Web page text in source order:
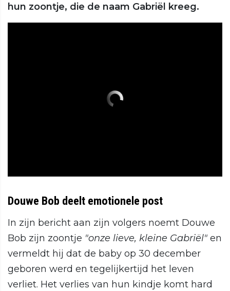
hun zoontje, die de naam Gabriël kreeg.
Douwe Bob deelt emotionele post
In zijn bericht aan zijn volgers noemt Douwe
Bob zijn zoontje "onze lieve, kleine Gabriël" en
vermeldt hij dat de baby op 30 december
geboren werd en tegelijkertijd het leven
verliet. Het verlies van hun kindje komt hard